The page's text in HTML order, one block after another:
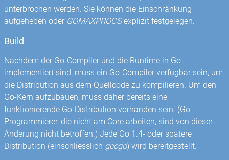
unterbrochen werden. Sie können die Einschränkung
aufgeheben oder GOMAXPROCSexplizit festgelegen.
Build
Nachdem der Go-Compiler und die Runtime in Go
implementiert sind, muss ein Go-Compiler verfügbar sein, um
die Distribution aus dem Quellcode zu kompilieren. Um den
Go-Kern aufzubauen, muss daher bereits eine
funktionierende Go-Distribution vorhanden sein. (Go-
Programmierer, die nicht am Core arbeiten, sind von dieser
Änderung nicht betroffen.) Jede Go 1.4- oder spätere
Distribution (einschliesslich gccgo) wird bereitgestellt.